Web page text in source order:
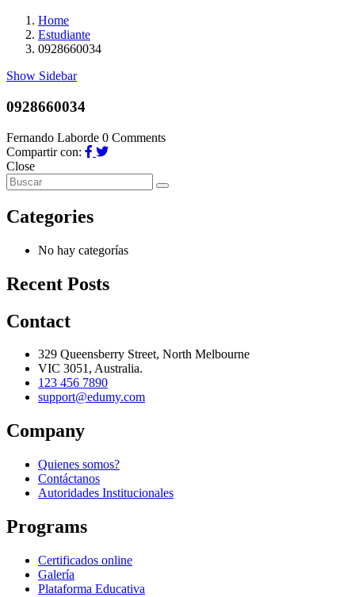
Home
Estudiante
0928660034
Show Sidebar
0928660034
Fernando Laborde 0 Comments
Compartir con:
Close
Categories
No hay categorías
Recent Posts
Contact
329 Queensberry Street, North Melbourne
VIC 3051, Australia.
123 456 7890
support@edumy.com
Company
Quienes somos?
Contáctanos
Autoridades Institucionales
Programs
Certificados online
Galería
Plataforma Educativa